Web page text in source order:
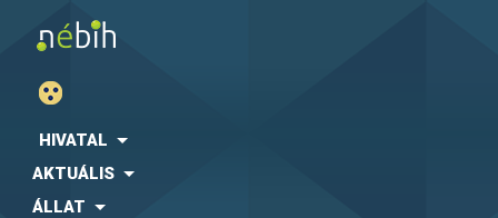
HIVATAL
AKTUÁLIS
ÁLLAT